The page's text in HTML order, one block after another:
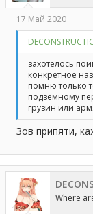
17 Май 2020
захотелось
конкретное
помню только
подземному
грузин или
Зов припяти,
Where